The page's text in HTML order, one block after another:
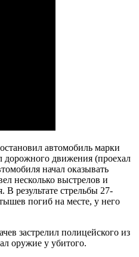
автомобиль марки
дорожного движения (проехал
начал оказывать
несколько выстрелов и
В результате стрельбы 27-
погиб на месте, у него
застрелил полицейского из
оружие у убитого.